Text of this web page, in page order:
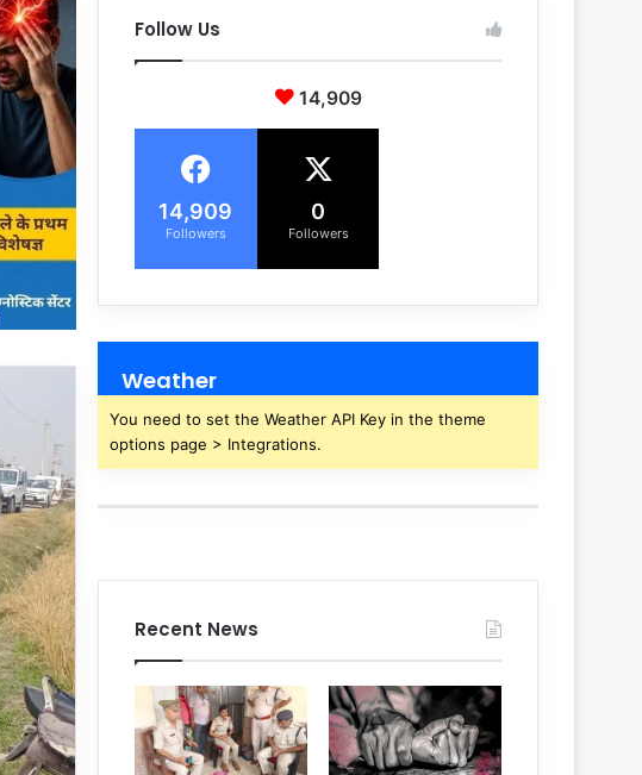
Follow Us
14,909
14,909
Followers
0
Followers
Weather
You need to set the Weather API Key in the theme
options page > Integrations.
Recent News